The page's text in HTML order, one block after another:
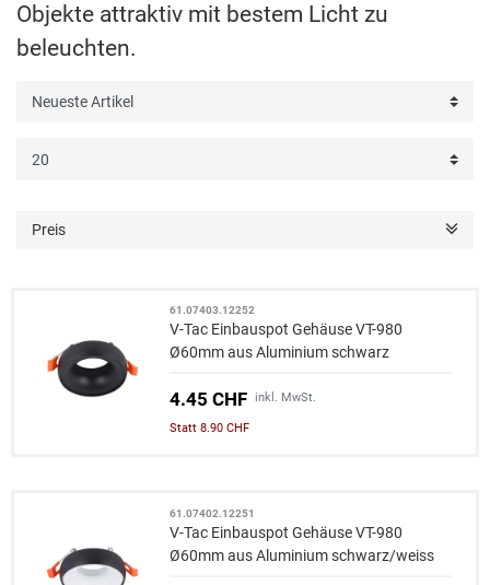
Objekte attraktiv mit bestem Licht zu
beleuchten.
Preis
61.07403.12252
V-Tac Einbauspot Gehäuse VT-980
Ø60mm aus Aluminium schwarz
4.45 CHF inkl. MwSt.
Statt 8.90 CHF
61.07402.12251
V-Tac Einbauspot Gehäuse VT-980
Ø60mm aus Aluminium schwarz/weiss